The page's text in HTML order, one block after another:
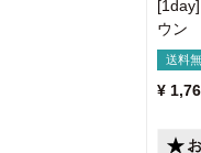
ウン
送料
¥